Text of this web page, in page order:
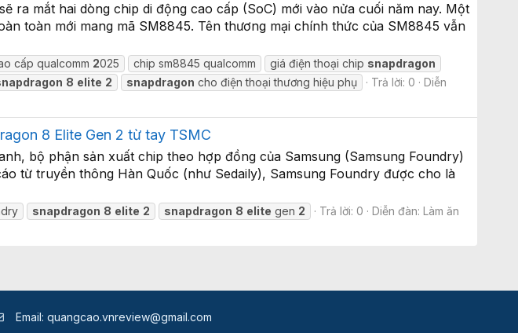
ra mắt hai dòng chip di động cao cấp (SoC) mới vào nửa cuối năm nay. Một
toàn mới mang mã SM8845. Tên thương mại chính thức của SM8845 vẫn
cấp qualcomm 2025 chip sm8845 qualcomm giá điện thoại chip snapdragon
8 elite 2 snapdragon cho điện thoại thương hiệu phụ Trả lời: 0
Diễn
8 Elite Gen 2 từ tay TSMC
bộ phận sản xuất chip theo hợp đồng của Samsung (Samsung Foundry)
từ truyền thông Hàn Quốc (như Sedaily), Samsung Foundry được cho là
snapdragon 8 elite 2 snapdragon 8 elite gen 2 Trả lời: 0 Diễn đàn: Làm ăn
Email: quangcao.vnreview@gmail.com